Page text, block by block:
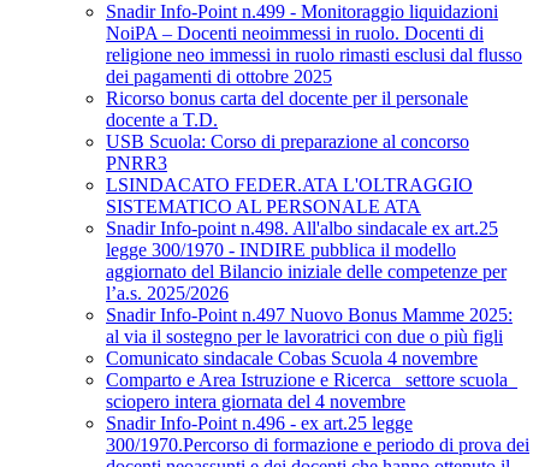
Snadir Info-Point n.499 - Monitoraggio liquidazioni
NoiPA – Docenti neoimmessi in ruolo. Docenti di
religione neo immessi in ruolo rimasti esclusi dal flusso
dei pagamenti di ottobre 2025
Ricorso bonus carta del docente per il personale
docente a T.D.
USB Scuola: Corso di preparazione al concorso
PNRR3
LSINDACATO FEDER.ATA L'OLTRAGGIO
SISTEMATICO AL PERSONALE ATA
Snadir Info-point n.498. All'albo sindacale ex art.25
legge 300/1970 - INDIRE pubblica il modello
aggiornato del Bilancio iniziale delle competenze per
l’a.s. 2025/2026
Snadir Info-Point n.497 Nuovo Bonus Mamme 2025:
al via il sostegno per le lavoratrici con due o più figli
Comunicato sindacale Cobas Scuola 4 novembre
Comparto e Area Istruzione e Ricerca_ settore scuola_
sciopero intera giornata del 4 novembre
Snadir Info-Point n.496 - ex art.25 legge
300/1970.Percorso di formazione e periodo di prova dei